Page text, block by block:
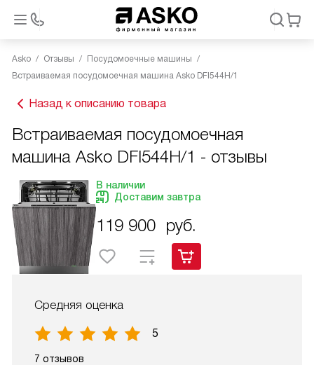
Asko Отзывы
Посудомоечные машины
Встраиваемая посудомоечная машина Asko DFI544H/1
Назад к описанию товара
Встраиваемая посудомоечная
машина Asko DFI544H/1 - отзывы
В наличии
Доставим завтра
119 900 руб.
Средняя оценка
5
7 отзывов